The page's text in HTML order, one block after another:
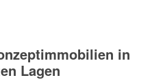
in
Lagen